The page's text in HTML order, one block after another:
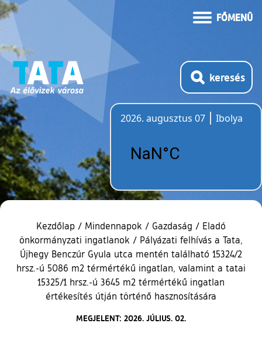
FŐMENÜ
keresés
2026. augusztus 07
Ibolya
Kezdőlap / Mindennapok / Gazdaság / Eladó
önkormányzati ingatlanok / Pályázati felhívás a Tata,
Újhegy Benczúr Gyula utca mentén található 15324/2
hrsz.-ú 5086 m2 térmértékű ingatlan, valamint a tatai
15325/1 hrsz.-ú 3645 m2 térmértékű ingatlan
értékesítés útján történő hasznosítására
MEGJELENT: 2026. JÚLIUS. 02.